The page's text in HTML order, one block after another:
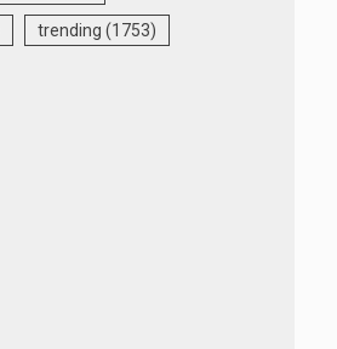
trending (1753)